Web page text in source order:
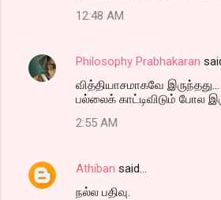
12:48 AM
Philosophy Prabhakaran
வித்தியாசமாகவே
பல்லைக் காட்டிவிடும் போல
2:55 AM
Athiban said…
நல்ல பதிவு.